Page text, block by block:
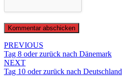
Post
navigation
PREVIOUS
Tag 8 oder zurück nach Dänemark
NEXT
Tag 10 oder zurück nach Deutschland